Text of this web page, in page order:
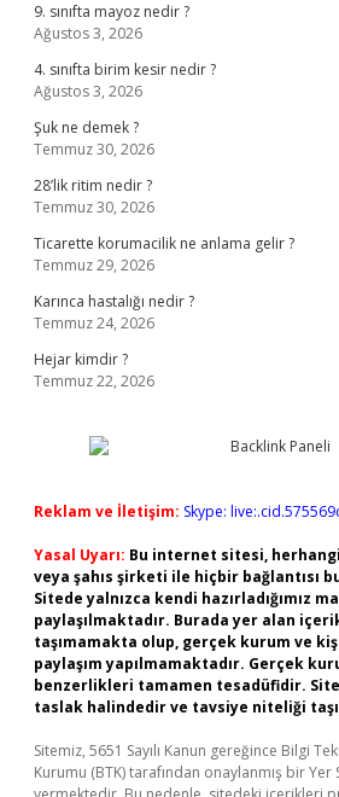
9. sınıfta mayoz nedir ?
Ağustos 3, 2026
4. sınıfta birim kesir nedir ?
Ağustos 3, 2026
Şuk ne demek ?
Temmuz 30, 2026
28’lik ritim nedir ?
Temmuz 30, 2026
Ticarette korumacilik ne anlama gelir ?
Temmuz 29, 2026
Karınca hastalığı nedir ?
Temmuz 24, 2026
Hejar kimdir ?
Temmuz 22, 2026
Reklam ve İletişim: Skype:
Yasal Uyarı: Bu internet sitesi,
veya şahıs şirketi ile hiçbir bağlantısı
Sitede yalnızca kendi hazırladığımız
paylaşılmaktadır. Burada yer alan
taşımamakta olup, gerçek kurum ve
paylaşım yapılmamaktadır. Gerçek
benzerlikleri tamamen tesadüfidir.
taslak halindedir ve tavsiye niteliği
Sitemiz, 5651 Sayılı Kanun gereğince Bilgi
Kurumu (BTK) tarafından onaylanmış bir Yer